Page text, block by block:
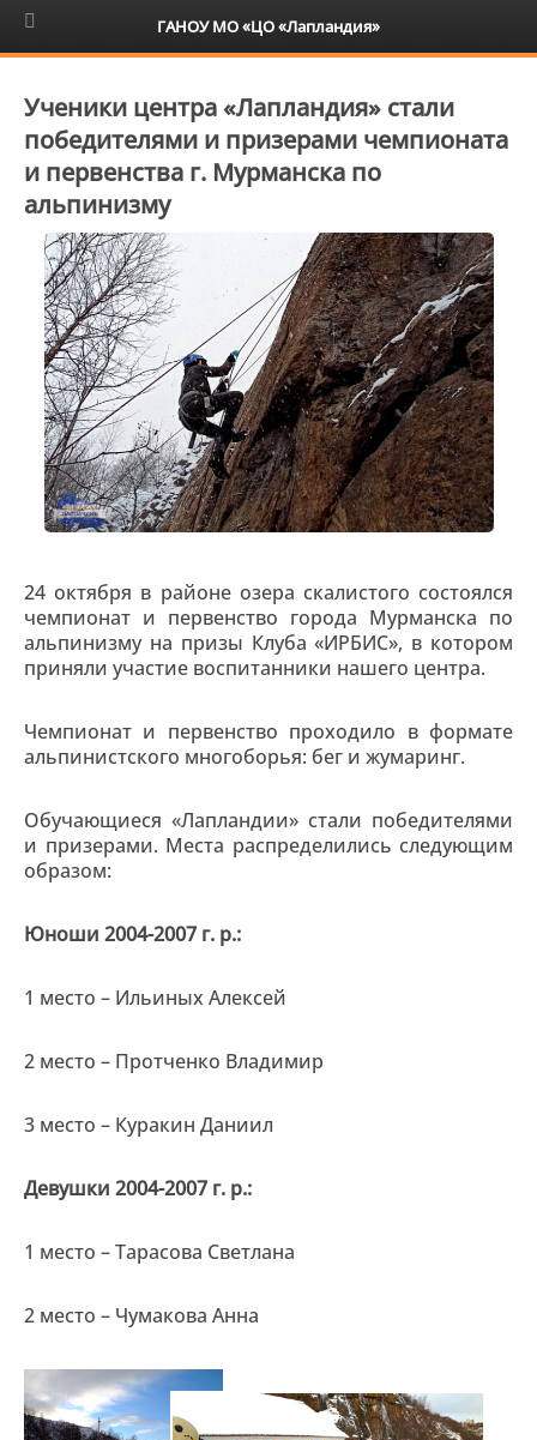
6+
Ученики центра «Лапландия» стали
победителями и призерами чемпионата
и первенства г. Мурманска по
альпинизму
24 октября в районе озера скалистого состоялся
чемпионат и первенство города Мурманска по
альпинизму на призы Клуба «ИРБИС», в котором
приняли участие воспитанники нашего центра.
Чемпионат и первенство проходило в формате
альпинистского многоборья: бег и жумаринг.
Обучающиеся «Лапландии» стали победителями
и призерами. Места распределились следующим
образом:
Юноши 2004-2007 г. р.:
1 место – Ильиных Алексей
2 место – Протченко Владимир
3 место – Куракин Даниил
Девушки 2004-2007 г. р.:
1 место – Тарасова Светлана
2 место – Чумакова Анна
ГАНОУ МО «ЦО «Лапландия»